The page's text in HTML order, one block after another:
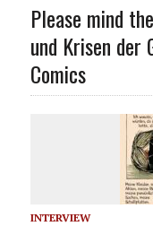
Please mind
und Krisen der
Comics
INTERVIEW